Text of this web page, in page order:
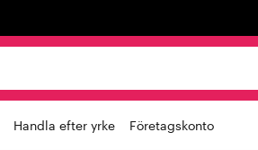
Handla efter yrke Företagskonto